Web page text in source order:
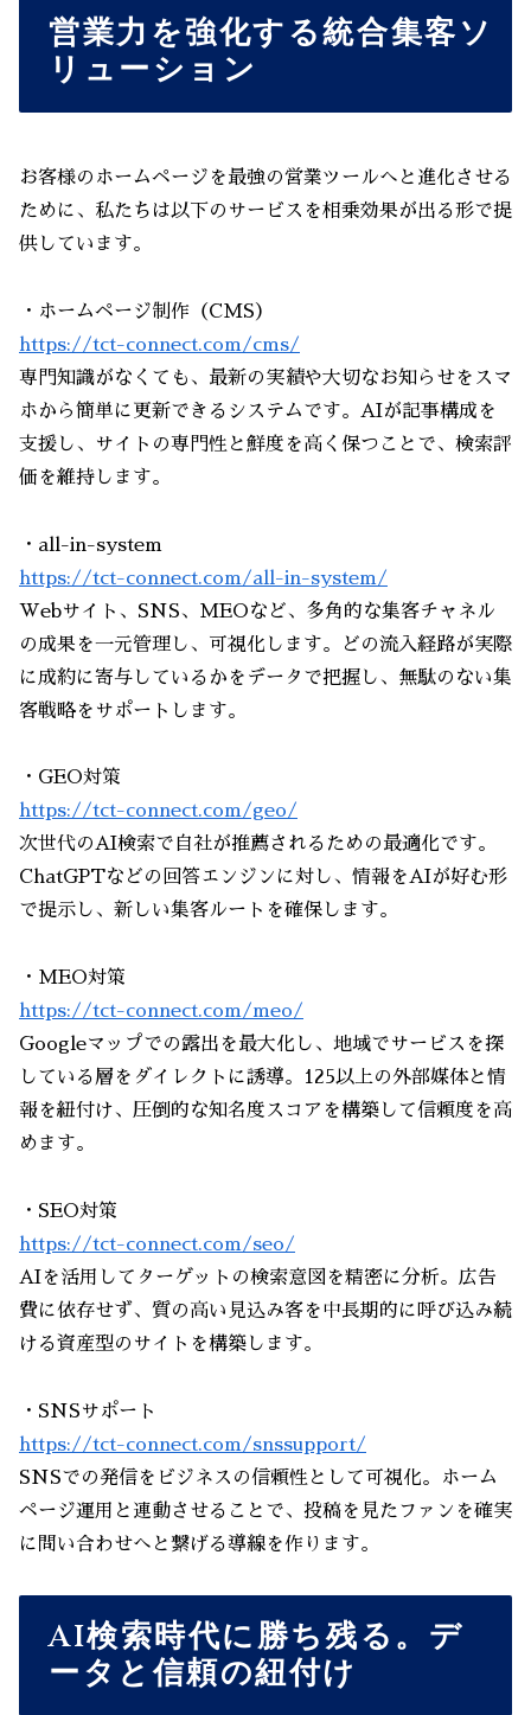
営業力を強化する統合集客ソ
リューション
お客様のホームページを最強の営業ツールへと進化させる
ために、私たちは以下のサービスを相乗効果が出る形で提
供しています。
・ホームページ制作（CMS）
https://tct-connect.com/cms/
専門知識がなくても、最新の実績や大切なお知らせをスマ
ホから簡単に更新できるシステムです。AIが記事構成を
支援し、サイトの専門性と鮮度を高く保つことで、検索評
価を維持します。
・all-in-system
https://tct-connect.com/all-in-system/
Webサイト、SNS、MEOなど、多角的な集客チャネル
の成果を一元管理し、可視化します。どの流入経路が実際
に成約に寄与しているかをデータで把握し、無駄のない集
客戦略をサポートします。
・GEO対策
https://tct-connect.com/geo/
次世代のAI検索で自社が推薦されるための最適化です。
ChatGPTなどの回答エンジンに対し、情報をAIが好む形
で提示し、新しい集客ルートを確保します。
・MEO対策
https://tct-connect.com/meo/
Googleマップでの露出を最大化し、地域でサービスを探
している層をダイレクトに誘導。125以上の外部媒体と情
報を紐付け、圧倒的な知名度スコアを構築して信頼度を高
めます。
・SEO対策
https://tct-connect.com/seo/
AIを活用してターゲットの検索意図を精密に分析。広告
費に依存せず、質の高い見込み客を中長期的に呼び込み続
ける資産型のサイトを構築します。
・SNSサポート
https://tct-connect.com/snssupport/
SNSでの発信をビジネスの信頼性として可視化。ホーム
ページ運用と連動させることで、投稿を見たファンを確実
に問い合わせへと繋げる導線を作ります。
AI検索時代に勝ち残る。デ
ータと信頼の紐付け